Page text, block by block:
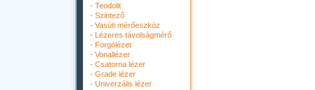
- Teodolit
- Szintező
- Vasúti mérőeszköz
- Lézeres távolságmérő
- Forgólézer
- Vonallézer
- Csatorna lézer
- Grade lézer
- Univerzális lézer